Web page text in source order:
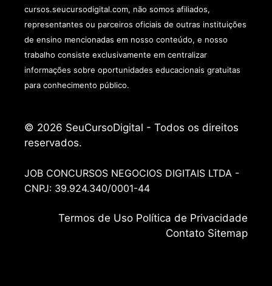
cursos.seucursodigital.com, não somos afiliados,
representantes ou parceiros oficiais de outras instituições
de ensino mencionadas em nosso conteúdo, e nosso
trabalho consiste exclusivamente em centralizar
informações sobre oportunidades educacionais gratuitas
para conhecimento público.
© 2026 SeuCursoDigital - Todos os direitos
reservados.
JOB CONCURSOS NEGOCIOS DIGITAIS LTDA -
CNPJ: 39.924.340/0001-44
Termos de Uso Política de Privacidade
Contato Sitemap